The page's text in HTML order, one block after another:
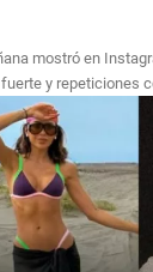
mostró en
y repeticiones